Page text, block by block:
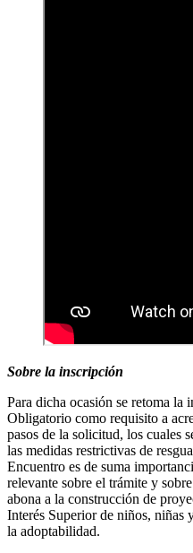
Sobre la inscripción
Para dicha ocasión se retoma la
Obligatorio como requisito a
pasos de la solicitud, los cuales
las medidas restrictivas de
Encuentro es de suma
relevante sobre el trámite y
abona a la construcción de
Interés Superior de niños, niñas
la adoptabilidad.